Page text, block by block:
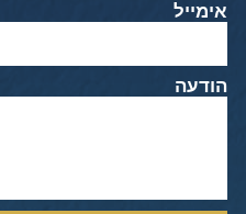
אימייל
הודעה